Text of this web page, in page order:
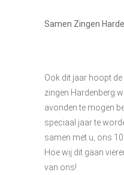
Samen Zingen
Ook dit jaar hoopt
zingen Hardenberg
avonden te mogen
speciaal jaar te
samen met u, ons
Hoe wij dit gaan
van ons!